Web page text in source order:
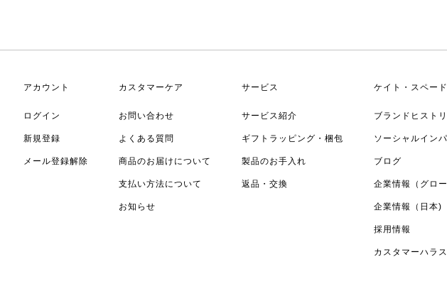
アカウント
ログイン
新規登録
メール登録解除
カスタマーケア
お問い合わせ
よくある質問
商品のお届けについて
支払い方法について
お知らせ
サービス
サービス紹介
ギフトラッピング・梱包
製品のお手入れ
返品・交換
ケイト・スペー
ブランドヒスト
ソーシャルイン
ブログ
企業情報（グロ
企業情報（日本)
採用情報
カスタマーハラ